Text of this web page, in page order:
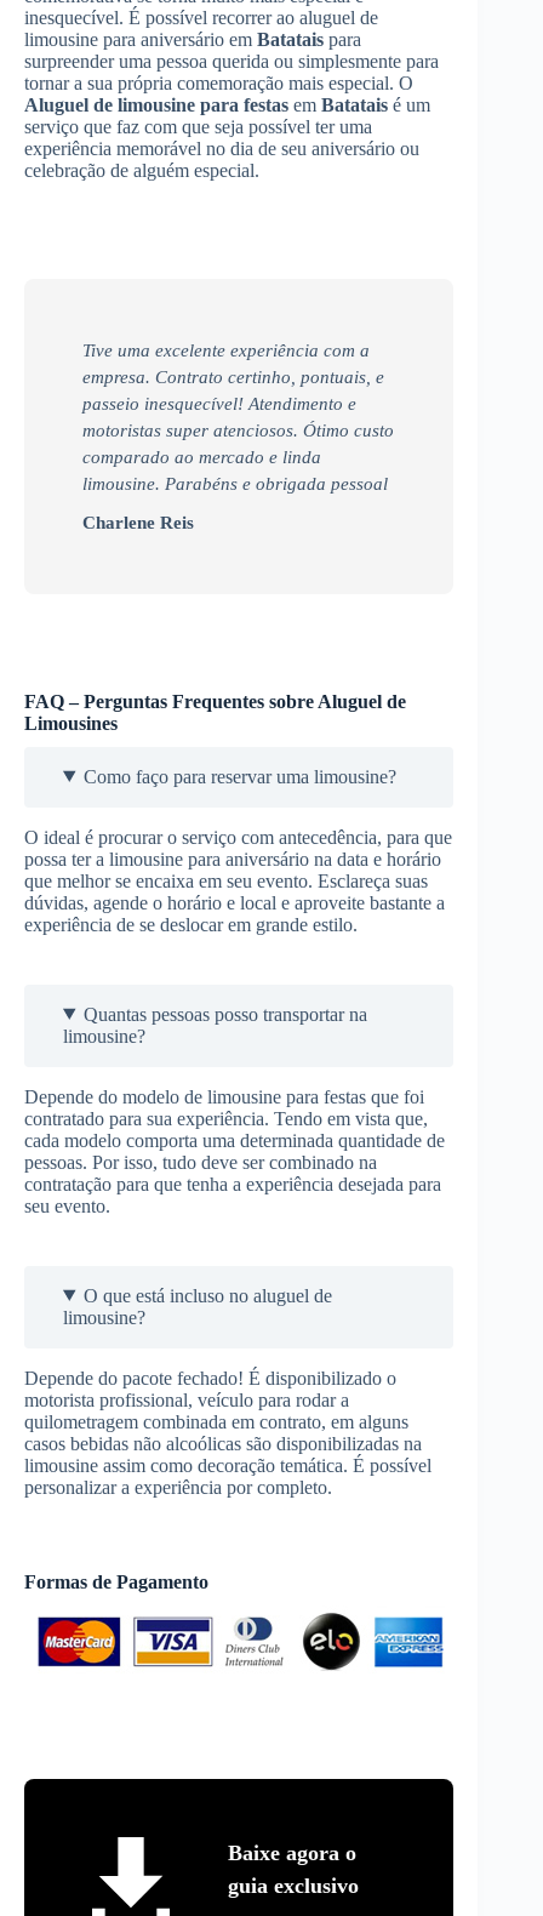
inesquecível. É possível recorrer ao aluguel de
limousine para aniversário em Batatais para
surpreender uma pessoa querida ou simplesmente para
tornar a sua própria comemoração mais especial. O
Aluguel de limousine para festas em Batatais é um
serviço que faz com que seja possível ter uma
experiência memorável no dia de seu aniversário ou
celebração de alguém especial.
Tive uma excelente experiência com a
empresa. Contrato certinho, pontuais, e
passeio inesquecível! Atendimento e
motoristas super atenciosos. Ótimo custo
comparado ao mercado e linda
limousine. Parabéns e obrigada pessoal
Charlene Reis
FAQ – Perguntas Frequentes sobre Aluguel de
Limousines
Como faço para reservar uma limousine?
O ideal é procurar o serviço com antecedência, para que
possa ter a limousine para aniversário na data e horário
que melhor se encaixa em seu evento. Esclareça suas
dúvidas, agende o horário e local e aproveite bastante a
experiência de se deslocar em grande estilo.
Quantas pessoas posso transportar na
limousine?
Depende do modelo de limousine para festas que foi
contratado para sua experiência. Tendo em vista que,
cada modelo comporta uma determinada quantidade de
pessoas. Por isso, tudo deve ser combinado na
contratação para que tenha a experiência desejada para
seu evento.
O que está incluso no aluguel de
limousine?
Depende do pacote fechado! É disponibilizado o
motorista profissional, veículo para rodar a
quilometragem combinada em contrato, em alguns
casos bebidas não alcoólicas são disponibilizadas na
limousine assim como decoração temática. É possível
personalizar a experiência por completo.
Formas de Pagamento
Baixe agora o
guia exclusivo